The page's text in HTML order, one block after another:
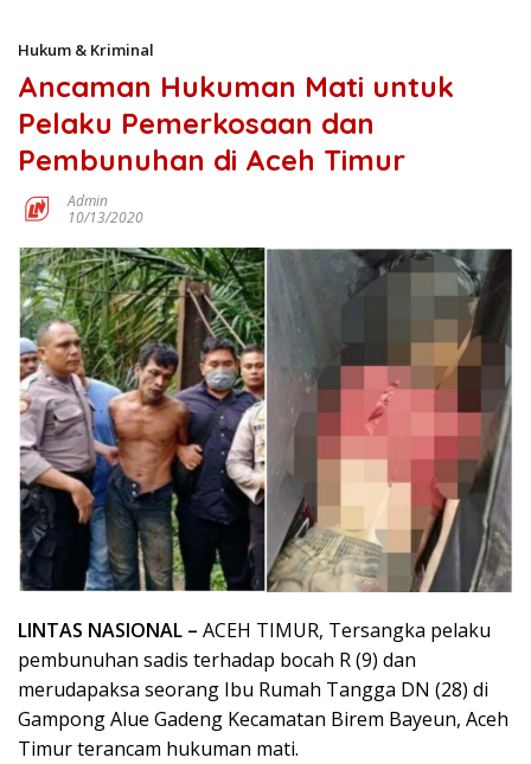
Hukum & Kriminal
Ancaman Hukuman Mati untuk
Pelaku Pemerkosaan dan
Pembunuhan di Aceh Timur
Admin
10/13/2020
LINTAS NASIONAL – ACEH TIMUR, Tersangka pelaku
pembunuhan sadis terhadap bocah R (9) dan
merudapaksa seorang Ibu Rumah Tangga DN (28) di
Gampong Alue Gadeng Kecamatan Birem Bayeun, Aceh
Timur terancam hukuman mati.